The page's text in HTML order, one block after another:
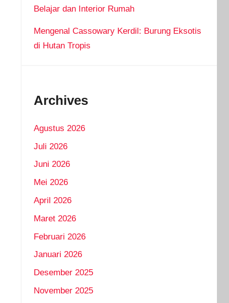
Belajar dan Interior Rumah
Mengenal Cassowary Kerdil: Burung Eksotis
di Hutan Tropis
Archives
Agustus 2026
Juli 2026
Juni 2026
Mei 2026
April 2026
Maret 2026
Februari 2026
Januari 2026
Desember 2025
November 2025